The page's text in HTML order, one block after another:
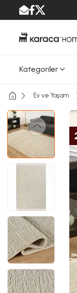
Kategoriler
Ev ve Yaşam